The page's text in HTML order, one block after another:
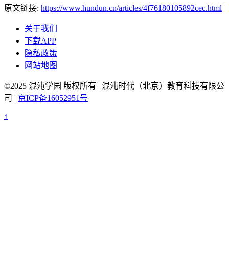
原文链接: https://www.hundun.cn/articles/4f76180105892cec.html
关于我们
下载APP
隐私政策
网站地图
©2025 混沌学园 版权所有 | 混沌时代（北京）教育科技有限公
司 | 京ICP备16052951号
↑